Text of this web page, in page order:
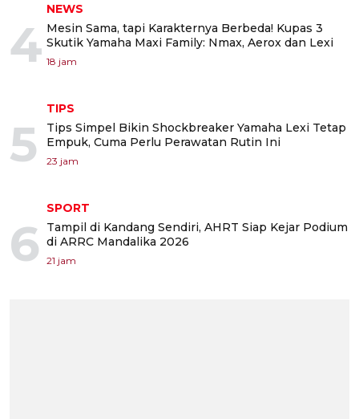
4
NEWS
Mesin Sama, tapi Karakternya Berbeda! Kupas 3
Skutik Yamaha Maxi Family: Nmax, Aerox dan Lexi
18 jam
5
TIPS
Tips Simpel Bikin Shockbreaker Yamaha Lexi Tetap
Empuk, Cuma Perlu Perawatan Rutin Ini
23 jam
6
SPORT
Tampil di Kandang Sendiri, AHRT Siap Kejar Podium
di ARRC Mandalika 2026
21 jam